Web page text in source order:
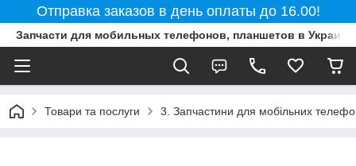
Отправка заказов в день оплаты до 16.00!
Запчасти для мобильных телефонов, планшетов в
Товари та послуги 3. Запчастини для мобільних